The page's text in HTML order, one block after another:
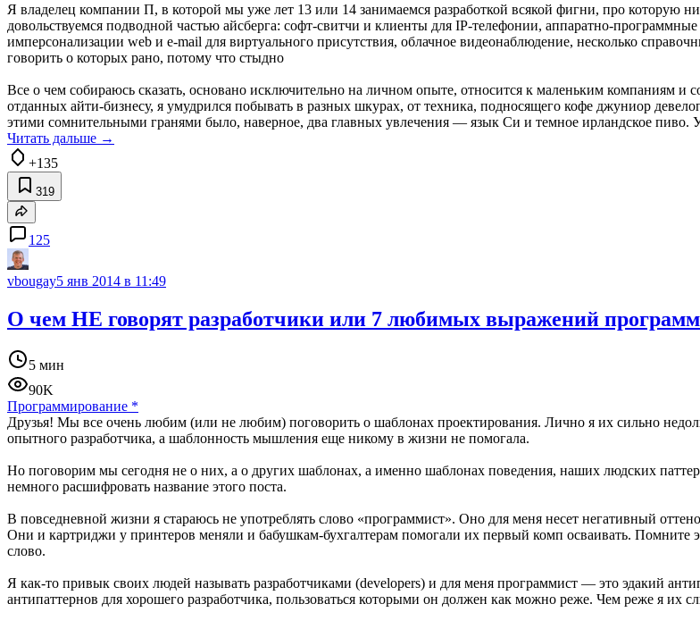
Я владелец компании П, в которой мы уже лет 13 или 14 занимаемся разработкой всякой фигни, про которую
довольствуемся подводной частью айсберга: софт-свитчи и клиенты для IP-телефонии, аппаратно-
имперсонализации web и e-mail для виртуального присутствия, облачное видеонаблюдение, несколько
говорить о которых рано, потому что стыдно
Все о чем собираюсь сказать, основано исключительно на личном опыте, относится к маленьким компаниям и
отданных айти-бизнесу, я умудрился побывать в разных шкурах, от техника, подносящего кофе джуниор
этими сомнительными гранями было, наверное, два главных увлечения — язык Си и темное ирландское пиво.
Читать дальше →
+135
319
125
vbougay5 янв 2014 в 11:49
О чем НЕ говорят разработчики или 7 любимых выражений
5 мин
90K
Программирование *
Друзья! Мы все очень любим (или не любим) поговорить о шаблонах проектирования. Лично я их сильно
опытного разработчика, а шаблонность мышления еще никому в жизни не помогала.
Но поговорим мы сегодня не о них, а о других шаблонах, а именно шаблонах поведения, наших людских
немного расшифровать название этого поста.
В повседневной жизни я стараюсь не употреблять слово «программист». Оно для меня несет негативный
Они и картриджи у принтеров меняли и бабушкам-бухгалтерам помогали их первый комп осваивать. Помните
слово.
Я как-то привык своих людей называть разработчиками (developers) и для меня программист — это эдакий
антипаттернов для хорошего разработчика, пользоваться которыми он должен как можно реже. Чем реже я их